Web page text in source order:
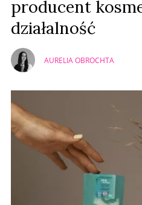
producent
działalność
AURELIA OBROCHTA